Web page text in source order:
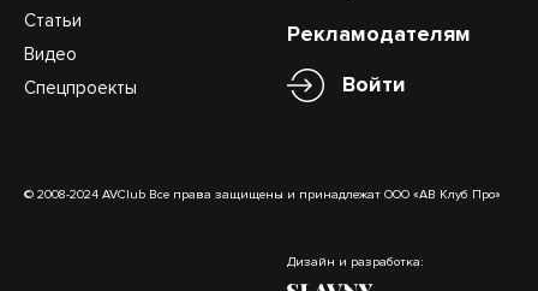
Статьи
Видео
Спецпроекты
Рекламодателям
Войти
© 2008-2024 AVClub Все права защищены и принадлежат ООО «АВ Клуб Про»
Дизайн и разработка: